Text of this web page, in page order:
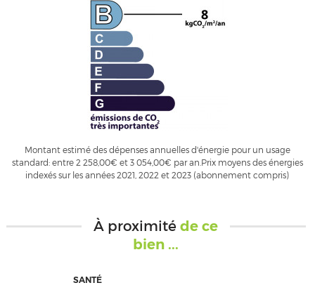
Montant estimé des dépenses annuelles d'énergie pour un usage
standard: entre 2 258,00€ et 3 054,00€ par an.Prix moyens des énergies
indexés sur les années 2021, 2022 et 2023 (abonnement compris)
À proximitéde ce
bien ...
SANTÉ